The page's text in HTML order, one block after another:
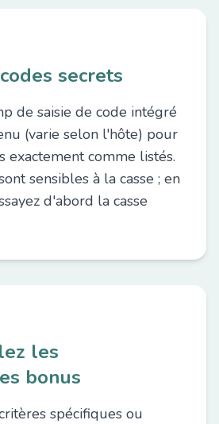
secrets
de saisie de code intégré
(varie selon l'hôte) pour
exactement comme listés.
sensibles à la casse ; en
d'abord la casse
les
bonus
spécifiques ou